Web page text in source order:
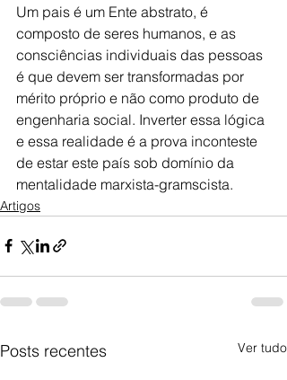
Um pais é um Ente abstrato, é
composto de seres humanos, e as
consciências individuais das pessoas
é que devem ser transformadas por
mérito próprio e não como produto de
engenharia social. Inverter essa lógica
e essa realidade é a prova inconteste
de estar este país sob domínio da
mentalidade marxista-gramscista.
Artigos
Posts recentes Ver tudo